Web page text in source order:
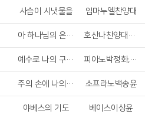
사슴이 시냇물을 임마누엘찬양대
아 하나님의 은혜로 호산나찬양대현악4중주
예수로 나의 구주 삼고 피아노박정화,바이올린조혜수,첼로정민영
주의 손에 나의 손을 포개고 소프라노백송윤
야베스의 기도 베이스이상윤